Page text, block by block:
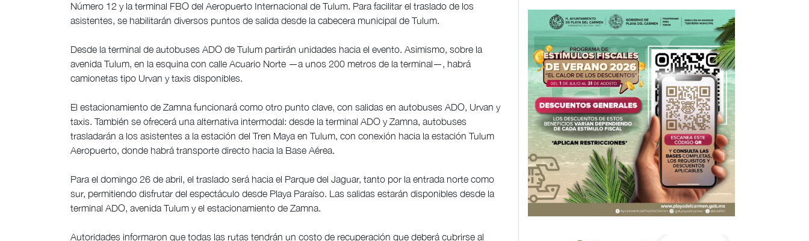
Número 12 y la terminal FBO del Aeropuerto Internacional de Tulum. Para facilitar el traslado de los
asistentes, se habilitarán diversos puntos de salida desde la cabecera municipal de Tulum.
Desde la terminal de autobuses ADO de Tulum partirán unidades hacia el evento. Asimismo, sobre la
avenida Tulum, en la esquina con calle Acuario Norte —a unos 200 metros de la terminal—, habrá
camionetas tipo Urvan y taxis disponibles.
El estacionamiento de Zamna funcionará como otro punto clave, con salidas en autobuses ADO, Urvan y
taxis. También se ofrecerá una alternativa intermodal: desde la terminal ADO y Zamna, autobuses
trasladarán a los asistentes a la estación del Tren Maya en Tulum, con conexión hacia la estación Tulum
Aeropuerto, donde habrá transporte directo hacia la Base Aérea.
Para el domingo 26 de abril, el traslado será hacia el Parque del Jaguar, tanto por la entrada norte como
sur, permitiendo disfrutar del espectáculo desde Playa Paraíso. Las salidas estarán disponibles desde la
terminal ADO, avenida Tulum y el estacionamiento de Zamna.
Autoridades informaron que todas las rutas tendrán un costo de recuperación que deberá cubrirse al